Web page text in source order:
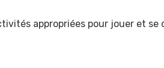
appropriées pour jouer et se